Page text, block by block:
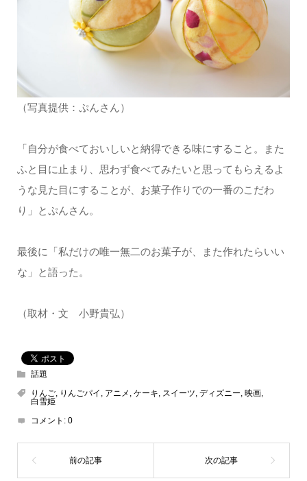
（写真提供：ぷんさん）
「自分が食べておいしいと納得できる味にすること。また
ふと目に止まり、思わず食べてみたいと思ってもらえるよ
うな見た目にすることが、お菓子作りでの一番のこだわ
り」とぷんさん。
最後に「私だけの唯一無二のお菓子が、また作れたらいい
な」と語った。
（取材・文 小野貴弘）
話題
りんご, りんごパイ , アニメ , ケーキ, スイーツ, ディズニー, 映画,
白雪姫
コメント: 0